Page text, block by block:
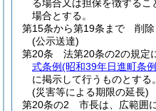
る場合又は担保を徴する
場合とする。
第15条から第19条まで
削除
(公示送達)
第20条
法第20条の2の規定
式条例(昭和39年日進町条
に掲示して行うものとする。
(災害等による期限の延長)
第20条の2
市長は、広範囲